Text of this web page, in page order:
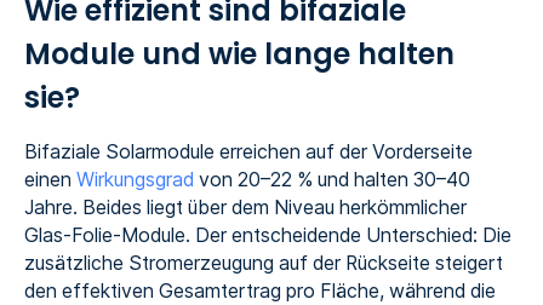
Wie effizient sind bifaziale
Module und wie lange halten
sie?
Bifaziale Solarmodule erreichen auf der Vorderseite
einen Wirkungsgrad von 20–22 % und halten 30–40
Jahre. Beides liegt über dem Niveau herkömmlicher
Glas-Folie-Module. Der entscheidende Unterschied: Die
zusätzliche Stromerzeugung auf der Rückseite steigert
den effektiven Gesamtertrag pro Fläche, während die